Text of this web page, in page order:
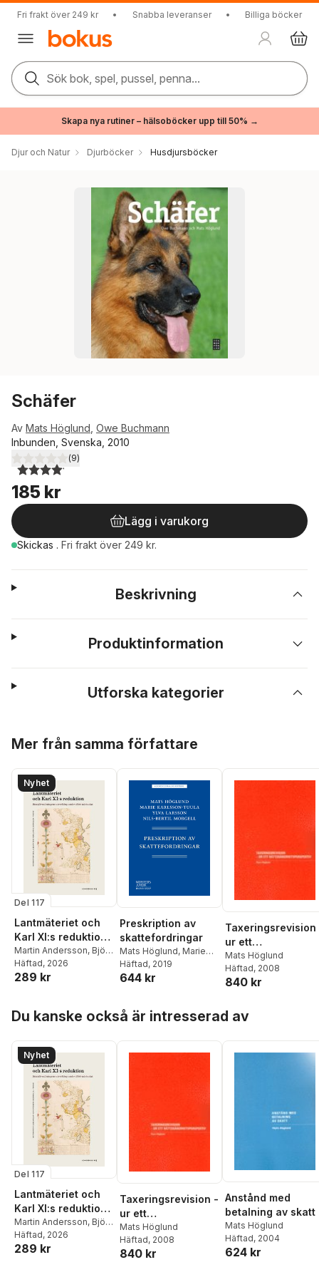
Fri frakt över 249 kr • Snabba leveranser • Billiga böcker
Sök bok, spel, pussel, penna...
Skapa nya rutiner – hälsoböcker upp till 50% →
Djur och Natur Djurböcker Husdjursböcker
Schäfer
Av Mats Höglund Owe Buchmann
Inbunden, Svenska, 2010
4,1utav 5 stjärnor. Totalt antal röster:
(9)
185 kr
Lägg i varukorg
Skickas . Fri frakt över 249 kr.
Beskrivning
Produktinformation
Utforska kategorier
Mer från samma författare
Nyhet
Del 117
Lantmäteriet och
Karl XI:s reduktion :
statsförvaltningens
utveckling under
1600-talets slut
Martin Andersson, Björn
Asker,Annika Björklund
Lisa-Maria Cambladh
Jesper Larsson, Ingvar
Lundström,Haik
Thomas Porada,
Cristina Prytz
Tollin,Göran Ulväng
Anders Wästfelt
Häftad, 2026
289 kr
Preskription av
skattefordringar
Mats Höglund, Marie
Karlsson-Tuula
Larsson,
Häftad, 2019
644 kr
Taxeringsrevision
ur ett
pektiv
Mats Höglund
Häftad, 2008
840 kr
Du kanske också är intresserad av
Nyhet
Del 117
Lantmäteriet och
Karl XI:s reduktion :
statsförvaltningens
utveckling under
1600-talets slut
Martin Andersson, Björn
Asker,Annika Björklund
Lisa-Maria Cambladh
Häftad, 2026
289 kr
Taxeringsrevision -
ur ett
rättssäkerhetspers
pektiv
Mats Höglund
Häftad, 2008
840 kr
Anstånd med
betalning av skatt
Mats Höglund
Häftad, 2004
624 kr